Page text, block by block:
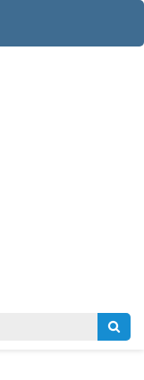
Rechercher